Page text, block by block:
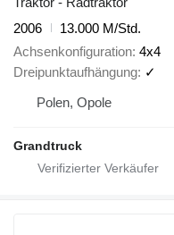
2006
13.000 M/Std.
Achsenkonfiguration 4x4
Dreipunktaufhängung ✓
Polen, Opole
Grandtruck